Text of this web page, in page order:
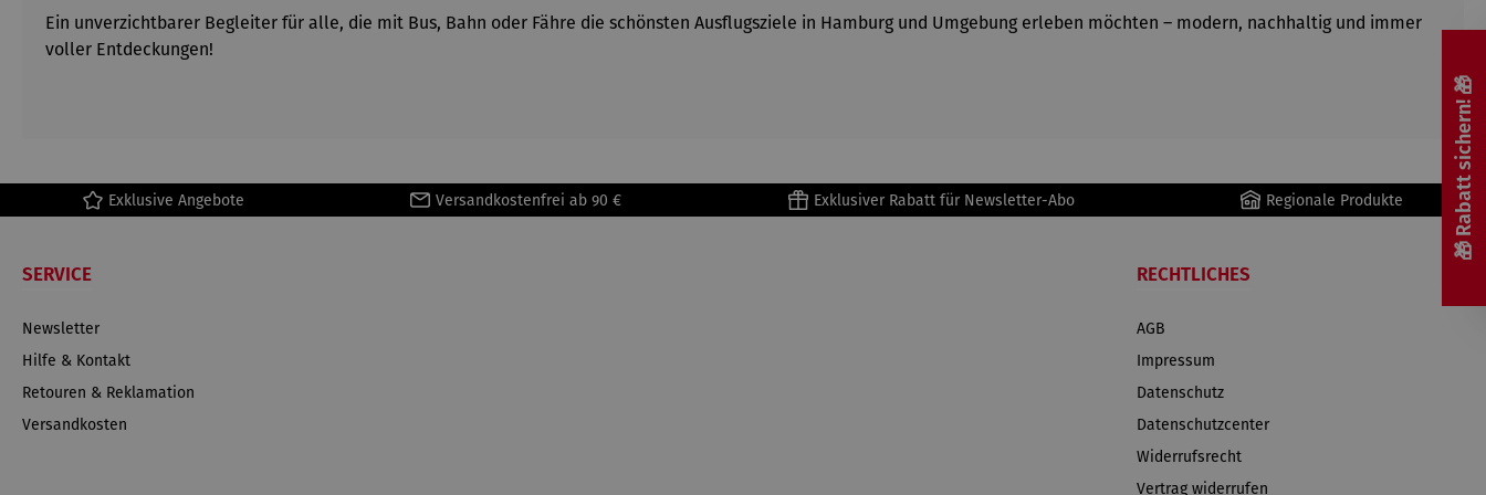
Ein unverzichtbarer Begleiter für alle, die mit Bus, Bahn oder Fähre die schönsten Ausflugsziele in Hamburg und Umgebung erleben möchten – modern, nachhaltig und immer
voller Entdeckungen!
Exklusive Angebote Versandkostenfrei ab 90 € Exklusiver Rabatt für Newsletter-Abo Regionale Produkte
SERVICE
Newsletter
Hilfe & Kontakt
Retouren & Reklamation
Versandkosten
RECHTLICHES
AGB
Impressum
Datenschutz
Datenschutzcenter
Widerrufsrecht
Vertrag widerrufen
🎁 Rabatt sichern! 🎁